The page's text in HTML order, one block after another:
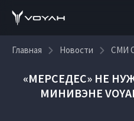
Главная Новости СМИ
«МЕРСЕДЕС» НЕ
МИНИВЭНЕ